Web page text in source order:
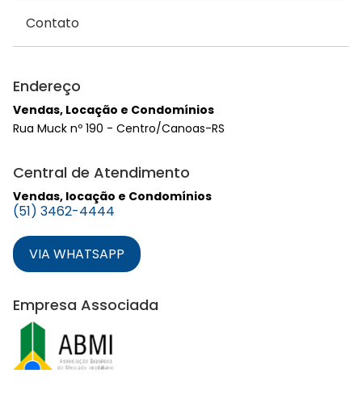
Contato
Endereço
Vendas, Locação e Condomínios
Rua Muck nº 190 - Centro/Canoas-RS
Central de Atendimento
Vendas, locação e Condomínios
(51) 3462-4444
VIA WHATSAPP
Empresa Associada